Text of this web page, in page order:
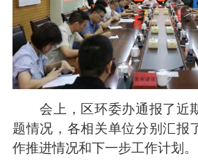
会上，区环委办通报了近
题情况，各相关单位分别汇报
作推进情况和下一步工作计划。